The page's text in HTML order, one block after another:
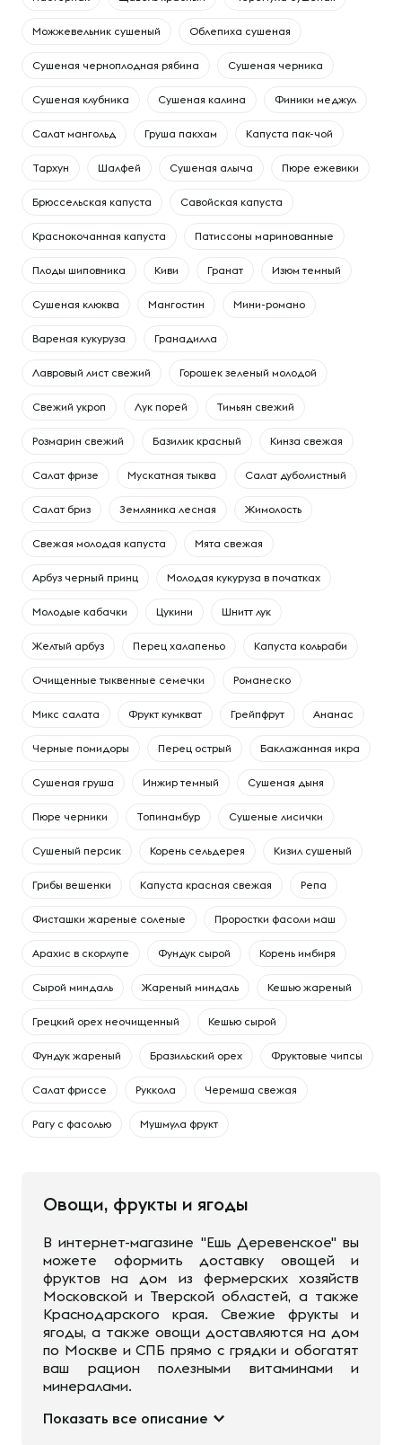
Можжевельник сушеный Облепиха сушеная
Сушеная черноплодная рябина Сушеная черника
Сушеная клубника Сушеная калина Финики меджул
Cалат мангольд Груша пакхам Капуста пак-чой
Тархун Шалфей Сушеная алыча Пюре ежевики
Брюссельская капуста Савойская капуста
Краснокочанная капуста Патиссоны маринованные
Плоды шиповника Киви Гранат Изюм темный
Сушеная клюква Мангостин Мини-романо
Вареная кукуруза Гранадилла
Лавровый лист свежий Горошек зеленый молодой
Свежий укроп Лук порей Тимьян свежий
Розмарин свежий Базилик красный Кинза свежая
Салат фризе Мускатная тыква Салат дуболистный
Салат бриз Земляника лесная Жимолость
Свежая молодая капуста Мята свежая
Арбуз черный принц Молодая кукуруза в початках
Молодые кабачки Цукини Шнитт лук
Желтый арбуз Перец халапеньо Капуста кольраби
Очищенные тыквенные семечки Романеско
Микс салата Фрукт кумкват Грейпфрут Ананас
Черные помидоры Перец острый Баклажанная икра
Сушеная груша Инжир темный Сушеная дыня
Пюре черники Топинамбур Сушеные лисички
Сушеный персик Корень сельдерея Кизил сушеный
Грибы вешенки Капуста красная свежая Репа
Фисташки жареные соленые Проростки фасоли маш
Арахис в скорлупе Фундук сырой Корень имбиря
Сырой миндаль Жареный миндаль Кешью жареный
Грецкий орех неочищенный Кешью сырой
Фундук жареный Бразильский орех Фруктовые чипсы
Салат фриссе Руккола Черемша свежая
Рагу с фасолью Мушмула фрукт
Овощи, фрукты и ягоды
В интернет-магазине "Ешь Деревенское" вы
можете оформить доставку овощей и
фруктов на дом из фермерских хозяйств
Московской и Тверской областей, а также
Краснодарского края. Свежие фрукты и
ягоды, а также овощи доставляются на дом
по Москве и СПБ прямо с грядки и обогатят
ваш рацион полезными витаминами и
минералами.
Показать все описание